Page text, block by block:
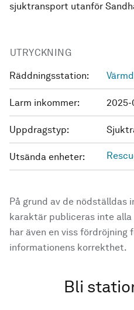
sjuktransport utanför
UTRYCKNING
Räddningsstation:
Larm inkommer: 2025-
Uppdragstyp:
Utsända enheter:
På grund av de
karaktär publiceras inte alla
har även en viss
informationens korrekthet.
Bli